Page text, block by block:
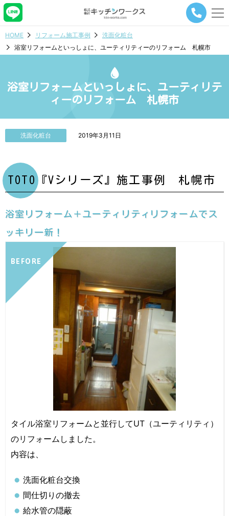
メ
ナ
ー
シ
ボ
HOME リフォーム施工事例
洗面化粧台
浴室リフォームといっしょに、ユーティリティーのリフォーム 札幌市
浴室リフォームといっしょに、ユーティリテ
ィーのリフォーム 札幌市
洗面化粧台 2019年3月11日
TOTO『Vシリーズ』施工事例 札幌市
浴室リフォーム＋ユーティリティリフォームでス
ッキリ一新！
BEFORE
タイル浴室リフォームと並行してUT（ユーティリティ）
のリフォームしました。
内容は、
洗面化粧台交換
間仕切りの撤去
給水管の隠蔽